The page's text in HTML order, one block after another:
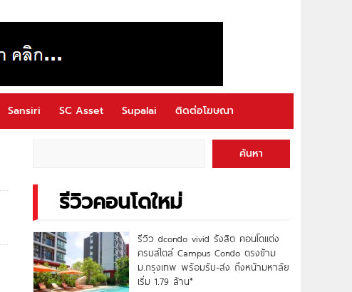
Sansiri SC Asset Supalai ติดต่อโฆษณา
ค้นหา
รีวิวคอนโดใหม่
รีวิว dcondo vivid รังสิต คอนโดแต่ง
ครบสไตล์ Campus Condo ตรงข้าม
ม.กรุงเทพ พร้อมรับ-ส่ง ถึงหน้ามหาลัย
เริ่ม 1.79 ล้าน*